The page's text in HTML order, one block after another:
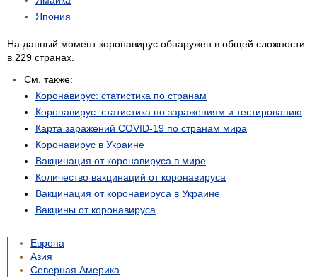
Япония
На данный момент коронавирус обнаружен в общей сложности
в 229 странах.
См. также:
Коронавирус: статистика по странам
Коронавирус: статистика по заражениям и тестированию
Карта заражений COVID-19 по странам мира
Коронавирус в Украине
Вакцинация от коронавируса в мире
Количество вакцинаций от коронавируса
Вакцинация от коронавируса в Украине
Вакцины от коронавируса
Европа
Азия
Северная Америка